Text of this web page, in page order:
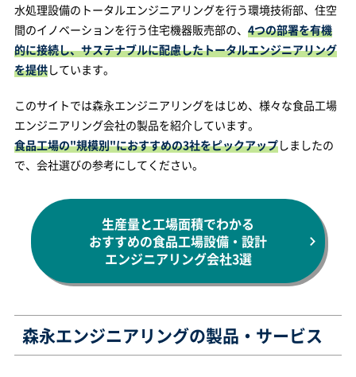
水処理設備のトータルエンジニアリングを行う環境技術部、住空
間のイノベーションを行う住宅機器販売部の、 4つの部署を有機
的に接続し、サステナブルに配慮したトータルエンジニアリング
を提供しています。
このサイトでは森永エンジニアリングをはじめ、様々な食品工場
エンジニアリング会社の製品を紹介しています。
食品工場の"規模別"におすすめの3社をピックアップしましたの
で、会社選びの参考にしてください。
生産量と工場面積でわかる
おすすめの食品工場設備・設計
エンジニアリング会社3選
森永エンジニアリングの製品・サービス